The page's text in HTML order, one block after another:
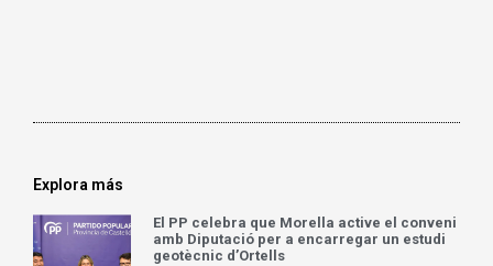
Explora más
El PP celebra que Morella active el conveni
amb Diputació per a encarregar un estudi
geotècnic d’Ortells